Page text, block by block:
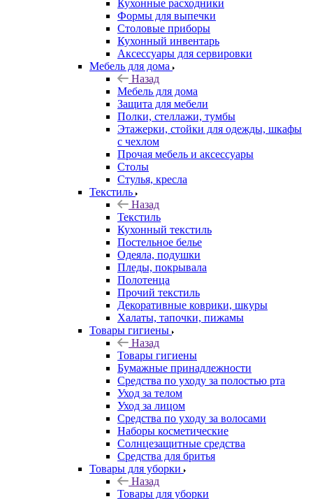
Кухонные расходники
Формы для выпечки
Столовые приборы
Кухонный инвентарь
Аксессуары для сервировки
Мебель для дома
Назад
Мебель для дома
Защита для мебели
Полки, стеллажи, тумбы
Этажерки, стойки для одежды, шкафы
с чехлом
Прочая мебель и аксессуары
Столы
Стулья, кресла
Текстиль
Назад
Текстиль
Кухонный текстиль
Постельное белье
Одеяла, подушки
Пледы, покрывала
Полотенца
Прочий текстиль
Декоративные коврики, шкуры
Халаты, тапочки, пижамы
Товары гигиены
Назад
Товары гигиены
Бумажные принадлежности
Средства по уходу за полостью рта
Уход за телом
Уход за лицом
Средства по уходу за волосами
Наборы косметические
Солнцезащитные средства
Средства для бритья
Товары для уборки
Назад
Товары для уборки